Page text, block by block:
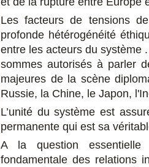
Les facteurs de tensions
profonde hétérogénéité
entre les acteurs du système
sommes autorisés à parler
majeures de la scène
Russie, la Chine, le Japon,
L’unité du système est
permanente qui est sa
A la question essentielle
fondamentale des relations